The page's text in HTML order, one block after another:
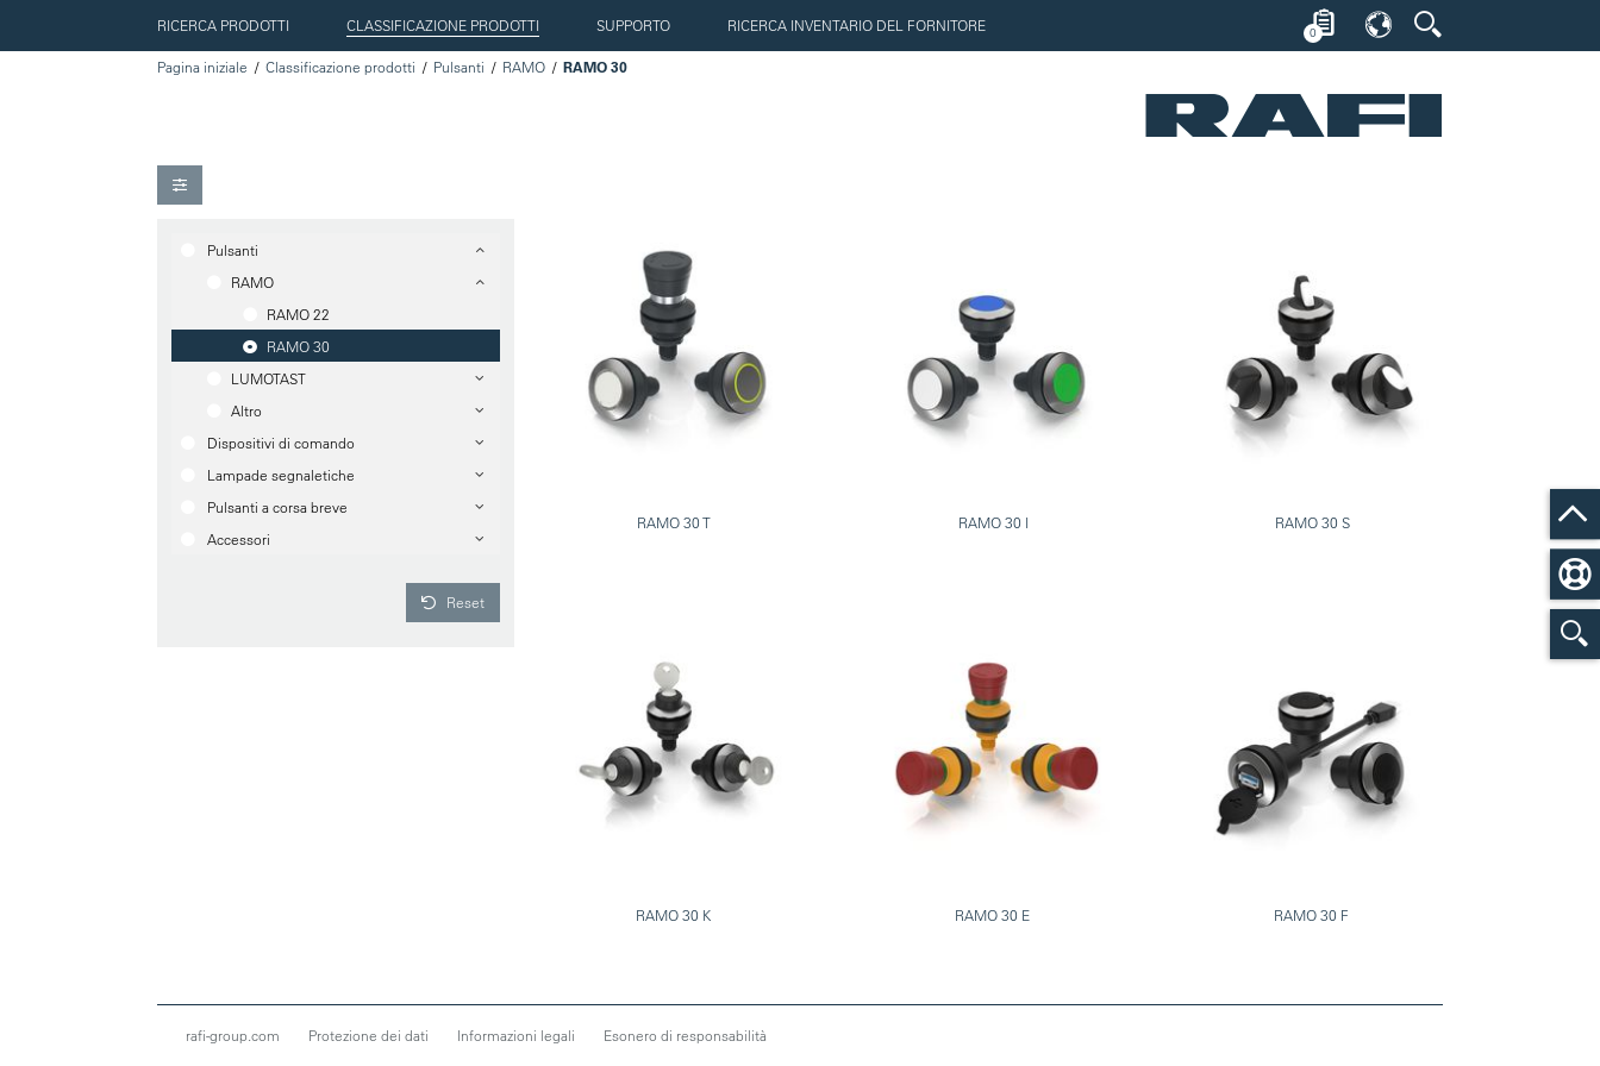
RICERCA PRODOTTI CLASSIFICAZIONE PRODOTTI SUPPORTO RICERCA INVENTARIO DEL FORNITORE 0
Pagina iniziale Classificazione prodotti Pulsanti RAMO RAMO 30
Pulsanti
RAMO
RAMO 22
RAMO 30
LUMOTAST
Altro
Dispositivi di comando
Lampade segnaletiche
Pulsanti a corsa breve
Accessori
Reset
RAMO 30 T RAMO 30 I RAMO 30 S
RAMO 30 K RAMO 30 E RAMO 30 F
rafi-group.com Protezione dei dati Informazioni legali Esonero di responsabilità